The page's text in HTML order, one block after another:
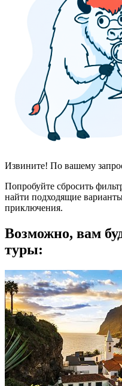
Извините! По вашему
Попробуйте сбросить
найти подходящие
приключения.
Возможно, вам
туры: